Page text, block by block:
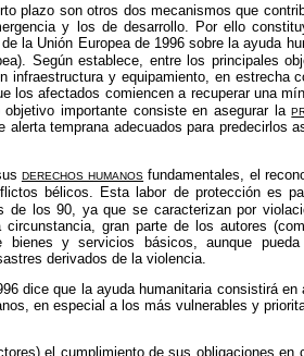
plazo son otros dos mecanismos que
y los de desarrollo. Por ello
la Unión Europea de 1996 sobre la ayuda
Según establece, entre los principales
y equipamiento, en estrecha
afectados comiencen a recuperar una
importante consiste en asegurar la
alerta tempranaadecuados para predecirlos
derechos humanos fundamentales, el
bélicos. Esta labor de protección es
de los 90, ya que se caracterizan por
gran parte de los autores
y servicios básicos, aunque
derivados de la violencia.
dice que la ayuda humanitaria consistirá
en especial a los más vulnerables y
el cumplimiento de sus obligaciones